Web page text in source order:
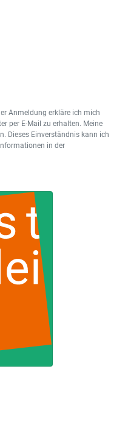
Anmeldung erkläre ich mich
per E-Mail zu erhalten. Meine
Dieses Einverständnis kann ich
in der